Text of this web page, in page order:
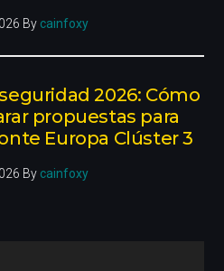
By cainfoxy
2026: Cómo
propuestas para
Europa Clúster 3
By cainfoxy